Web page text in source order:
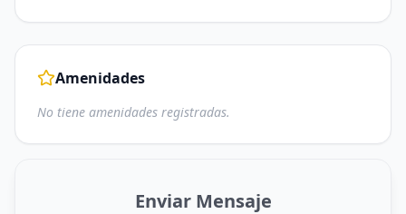
Amenidades
No tiene amenidades registradas.
Enviar Mensaje